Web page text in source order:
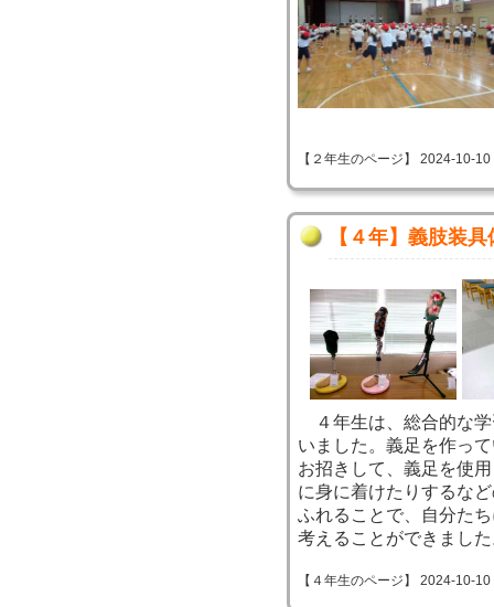
【２年生のページ】 2024-10-
【４年】義肢装具
４年生は、総合的な学
いました。義足を作っ
お招きして、義足を使
に身に着けたりするな
ふれることで、自分た
考えることができまし
【４年生のページ】 2024-10-